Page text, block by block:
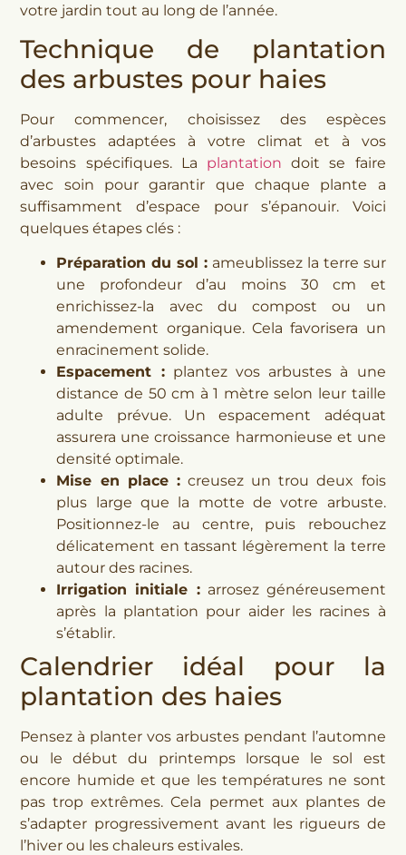
votre jardin tout au long de l’année.
Technique de plantation
des arbustes pour haies
Pour commencer, choisissez des espèces
d’arbustes adaptées à votre climat et à vos
besoins spécifiques. La plantation doit se faire
avec soin pour garantir que chaque plante a
suffisamment d’espace pour s’épanouir. Voici
quelques étapes clés :
Préparation du sol : ameublissez la terre sur
une profondeur d’au moins 30 cm et
enrichissez-la avec du compost ou un
amendement organique. Cela favorisera un
enracinement solide.
Espacement :plantez vos arbustes à une
distance de 50 cm à 1 mètre selon leur taille
adulte prévue. Un espacement adéquat
assurera une croissance harmonieuse et une
densité optimale.
Mise en place :creusez un trou deux fois
plus large que la motte de votre arbuste.
Positionnez-le au centre, puis rebouchez
délicatement en tassant légèrement la terre
autour des racines.
Irrigation initiale :arrosez généreusement
après la plantation pour aider les racines à
s’établir.
Calendrier idéal pour la
plantation des haies
Pensez à planter vos arbustes pendant l’automne
ou le début du printemps lorsque le sol est
encore humide et que les températures ne sont
pas trop extrêmes. Cela permet aux plantes de
s’adapter progressivement avant les rigueurs de
l’hiver ou les chaleurs estivales.